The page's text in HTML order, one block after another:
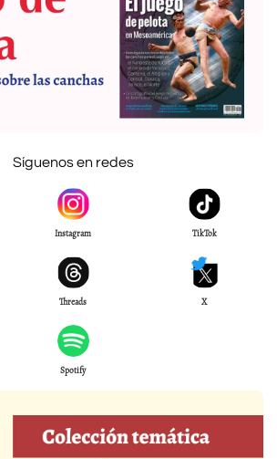
Síguenos en redes
Instagram TikTok
Threads X
Spotify